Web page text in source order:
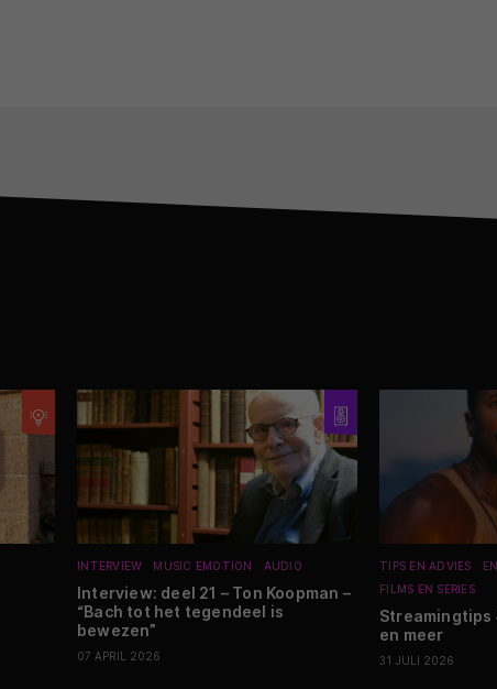
INTERVIEW MUSIC EMOTION AUDIO
Interview: deel 21 – Ton Koopman –
“Bach tot het tegendeel is
bewezen”
07 APRIL 2026
TIPS EN ADVIES
FILMS EN SERIES
Streamingtips
en meer
31 JULI 2026